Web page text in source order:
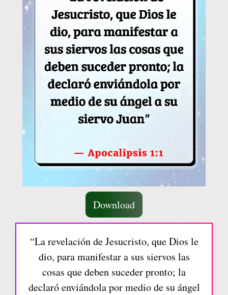
Download
“La revelación de Jesucristo, que Dios le
dio, para manifestar a sus siervos las
cosas que deben suceder pronto; la
declaró enviándola por medio de su ángel